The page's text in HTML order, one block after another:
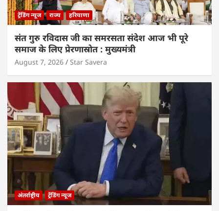
ट्रेंडिंग न्यूज राज्य हरियाणा
संत गुरु रविदास जी का समरसता संदेश आज भी पूरे
समाज के लिए प्रेरणास्रोत : मुख्यमंत्री
August 7, 2026 Star Savera
अंतर्राष्ट्रीय ट्रेंडिंग न्यूज